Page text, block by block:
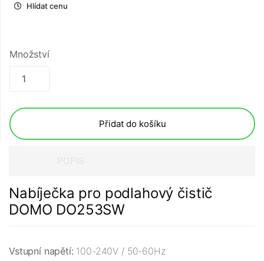
Hlídat cenu
Množství
Přidat do košíku
Nabíječka pro podlahový čistič
DOMO DO253SW
Vstupní napětí: 100-240V / 50-60Hz